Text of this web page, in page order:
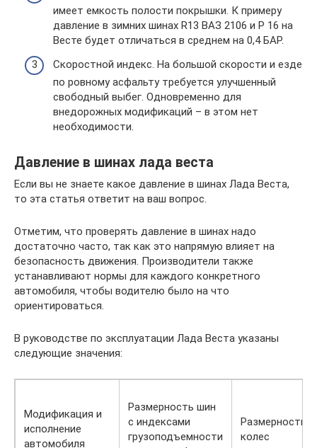
имеет емкость полости покрышки. К примеру
давление в зимних шинах R13 ВАЗ 2106 и Р 16 на
Весте будет отличаться в среднем на 0,4 БАР.
Скоростной индекс. На большой скорости и езде
по ровному асфальту требуется улучшенный
свободный выбег. Одновременно для
внедорожных модификаций – в этом нет
необходимости.
Давление в шинах лада веста
Если вы не знаете какое давление в шинах Лада Веста,
то эта статья ответит на ваш вопрос.
Отметим, что проверять давление в шинах надо
достаточно часто, так как это напрямую влияет на
безопасность движения. Производители также
устанавливают нормы для каждого конкретного
автомобиля, чтобы водителю было на что
ориентироваться.
В руководстве по эксплуатации Лада Веста указаны
следующие значения:
Модификация и
исполнение
автомобиля
Размерность шин
с индексами
грузоподъемности
Размерность
колес